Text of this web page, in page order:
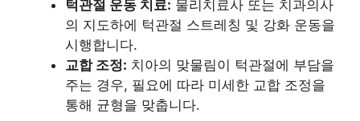
턱관절 운동 치료: 물리치료사 또는 치과의사
의 지도하에 턱관절 스트레칭 및 강화 운동을
시행합니다.
교합 조정: 치아의 맞물림이 턱관절에 부담을
주는 경우, 필요에 따라 미세한 교합 조정을
통해 균형을 맞춥니다.